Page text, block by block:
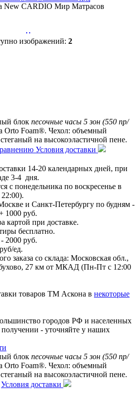
New CARDIO Мир Матрасов
изображений: 2
блок песочные часы 5 зон (550 пр/
Orto Foam®. Чехол: объемный
на высокоэластичной пене.
Условия доставки
14-20 календарных дней, при
3-4 дня.
с понедельника по воскресенье в
и Санкт-Петербургу по будням -
1000 руб.
картой при доставке.
бесплатно.
2000 руб.
ед.
заказа со склада: Московская обл.,
27 км от МКАД (Пн-Пт с 12:00
товаров ТМ Аскона в некоторые
городов РФ и населенных
- уточняйте у наших
блок песочные часы 5 зон (550 пр/
Orto Foam®. Чехол: объемный
на высокоэластичной пене.
Условия доставки